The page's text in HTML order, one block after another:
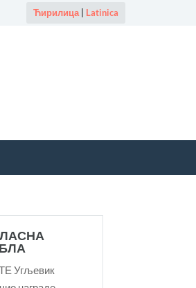
Ћирилица| Latinica
Угљевик